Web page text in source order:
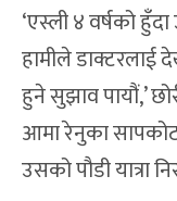
‘एस्ली ४ वर्षको
हामीले डाक्टरलाई
हुने सुझाव पायौं,’
आमा रेनुका
उसको पौडी यात्रा